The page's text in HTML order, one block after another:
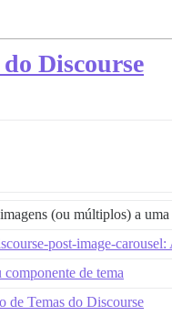
Discourse
(ou múltiplos) a uma
post-image-carousel:
de tema
de Temas do Discourse